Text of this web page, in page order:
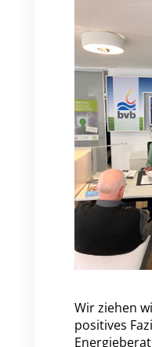
Wir ziehen
positives